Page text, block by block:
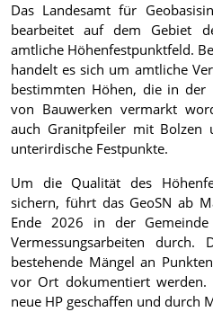
Das Landesamt für
bearbeitet auf dem Gebiet
amtliche Höhenfestpunktfeld.
handelt es sich um amtliche
bestimmten Höhen, die in der
von Bauwerken vermarkt
auch Granitpfeiler mit Bolzen
unterirdische Festpunkte.
Um die Qualität des
sichern, führt das GeoSN ab
Ende 2026 in der
Vermessungsarbeiten
bestehende Mängel an
vor Ort dokumentiert werden.
neue HP geschaffen und durch